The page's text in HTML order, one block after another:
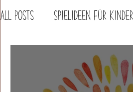
All Posts Spielideen für Kinder
Workshops